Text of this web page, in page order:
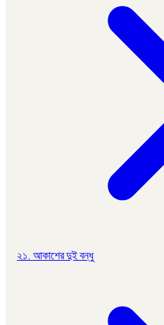
২১. আকাশের দুই বন্ধু